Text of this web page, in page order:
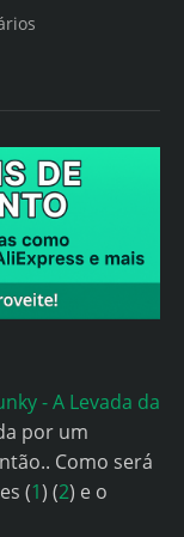
- A Levada da
por um
Como será
(1) (2) e o